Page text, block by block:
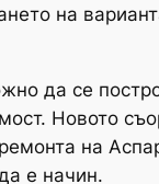
на
да се
Новото
на
е начин.